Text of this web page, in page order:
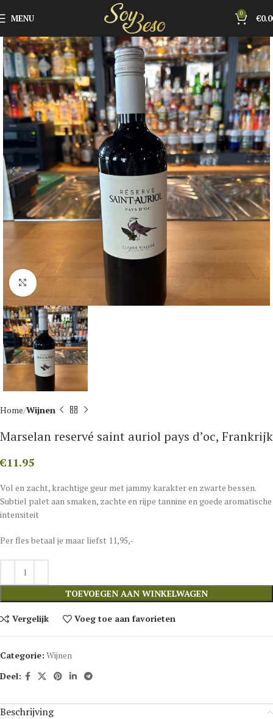
MENU 0 €
Click to enlarge
Home Wijnen
Marselan reservé saint auriol pays d’oc, Frankrijk
€11.95
Vol en zacht, krachtige geur met jammy karakter en zwarte bessen.
Subtiel palet aan smaken, zachte en rijpe tannine en goede aromatische
intensiteit
Per fles betaal je maar liefst 11,95,-
TOEVOEGEN AAN WINKELWAGEN
Vergelijk Voeg toe aan favorieten
Categorie: Wijnen
Deel:
Beschrijving